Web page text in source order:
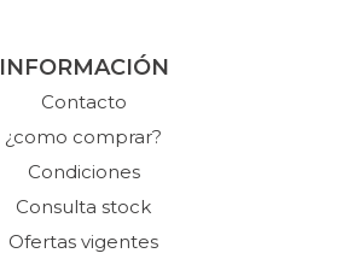
INFORMACIÓN
Contacto
¿como comprar?
Condiciones
Consulta stock
Ofertas vigentes